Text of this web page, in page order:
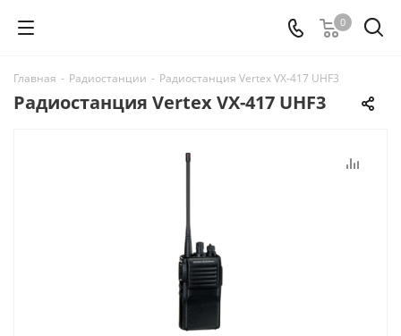
0
Главная - Радиостанции - Радиостанция Vertex VX-417 UHF3
Радиостанция Vertex VX-417 UHF3